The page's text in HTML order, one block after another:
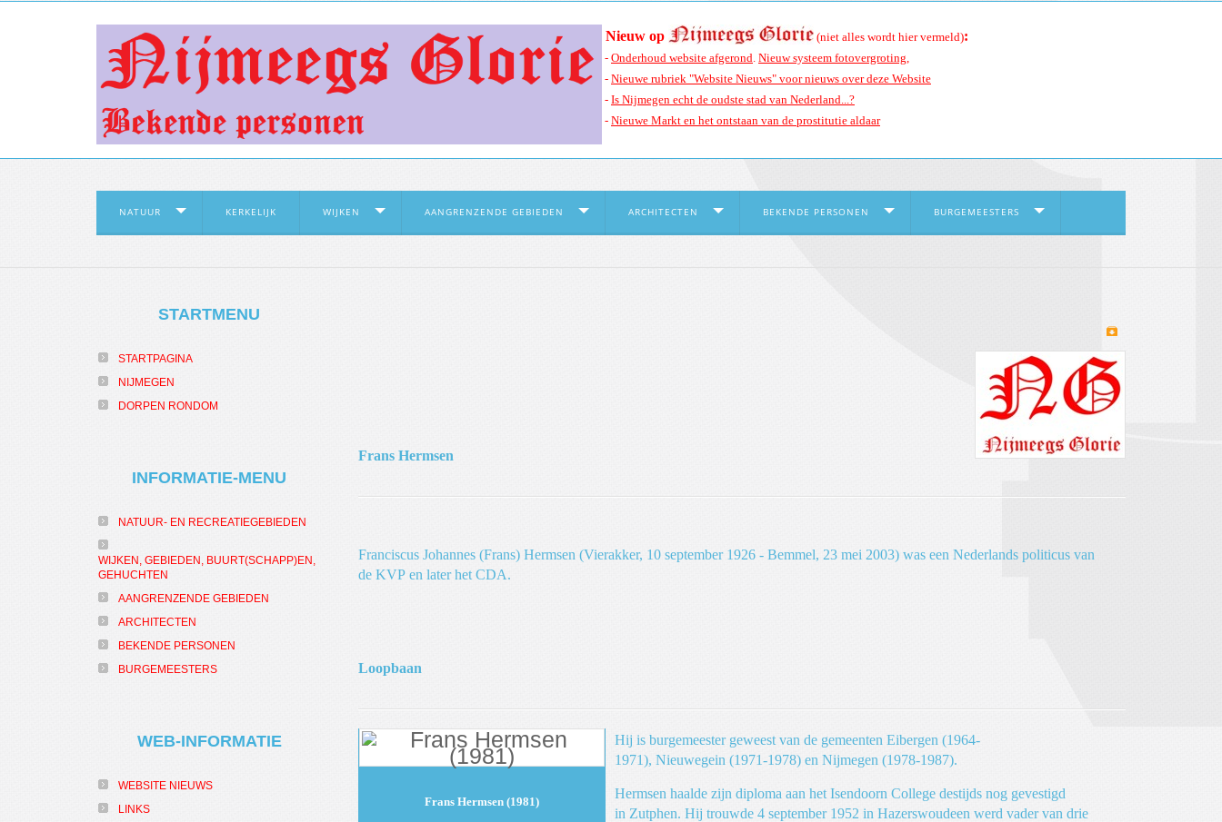
Nieuw op (niet alles wordt hier vermeld):
- Onderhoud website afgerond. Nieuw systeem fotovergroting,
- Nieuwe rubriek "Website Nieuws" voor nieuws over deze Website
- Is Nijmegen echt de oudste stad van Nederland...?
- Nieuwe Markt en het ontstaan van de prostitutie aldaar
NATUUR KERKELIJK WIJKEN AANGRENZENDE GEBIEDEN ARCHITECTEN BEKENDE PERSONEN BURGEMEESTERS
STARTMENU
STARTPAGINA
NIJMEGEN
DORPEN RONDOM
INFORMATIE-MENU
NATUUR- EN RECREATIEGEBIEDEN
WIJKEN, GEBIEDEN, BUURT(SCHAPP)EN,
GEHUCHTEN
AANGRENZENDE GEBIEDEN
ARCHITECTEN
BEKENDE PERSONEN
BURGEMEESTERS
WEB-INFORMATIE
WEBSITE NIEUWS
LINKS
Frans Hermsen
Franciscus Johannes (Frans) Hermsen (Vierakker, 10 september 1926 - Bemmel, 23 mei 2003) was een Nederlands politicus van
de KVP en later het CDA.
Loopbaan
Frans Hermsen (1981)
Hij is burgemeester geweest van de gemeenten Eibergen (1964-
1971), Nieuwegein (1971-1978) en Nijmegen (1978-1987).
Hermsen haalde zijn diploma aan het Isendoorn College destijds nog gevestigd
in Zutphen. Hij trouwde 4 september 1952 in Hazerswoudeen werd vader van drie